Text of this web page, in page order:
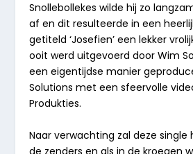
Snollebollekes wilde hij zo
af en dit resulteerde in een
getiteld ‘Josefien’ een lekker
ooit werd uitgevoerd door Wim
een eigentijdse manier
Solutions met een sfeervolle
Produkties.
Naar verwachting zal deze
de zenders en als in de kroegen